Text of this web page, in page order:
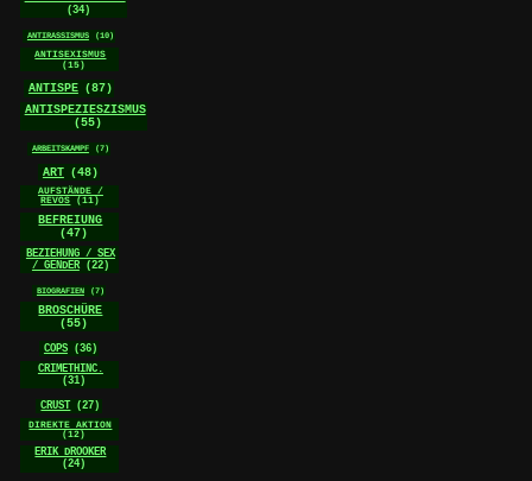
(34)
ANTIRASSISMUS (10)
ANTISEXISMUS
(15)
ANTISPE (87)
ANTISPEZIESZISMUS
(55)
ARBEITSKAMPF (7)
ART (48)
AUFSTÄNDE /
REVOS
(11)
BEFREIUNG
(47)
BEZIEHUNG / SEX
/ GENDER
(22)
BIOGRAFIEN (7)
BROSCHÜRE
(55)
COPS (36)
CRIMETHINC.
(31)
CRUST (27)
DIREKTE AKTION
(12)
ERIK DROOKER
(24)